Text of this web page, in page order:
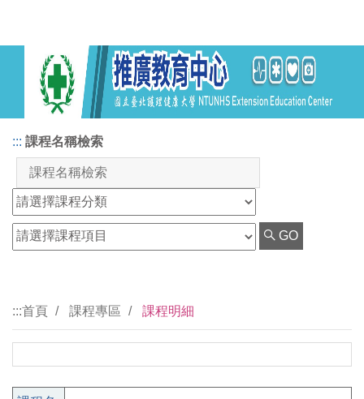
::: 課程名稱檢索
GO
:::首頁 課程專區 課程明細